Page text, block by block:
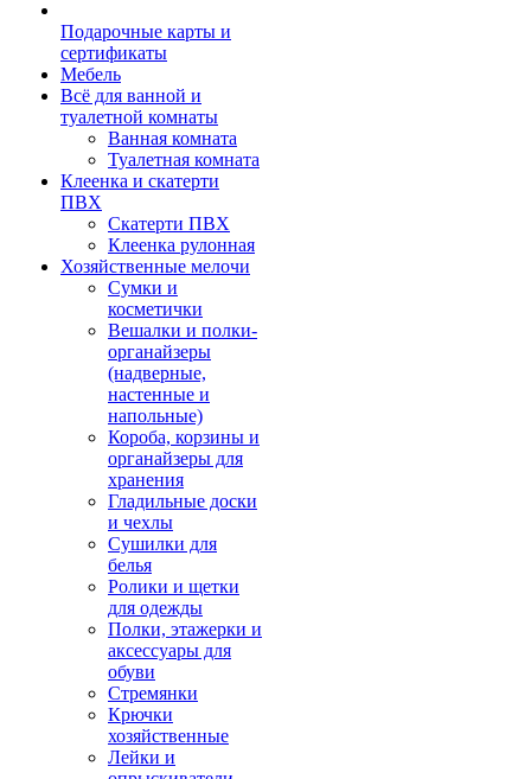
Подарочные карты и
сертификаты
Мебель
Всё для ванной и
туалетной комнаты
Ванная комната
Туалетная комната
Клеенка и скатерти
ПВХ
Скатерти ПВХ
Клеенка рулонная
Хозяйственные мелочи
Сумки и
косметички
Вешалки и полки-
органайзеры
(надверные,
настенные и
напольные)
Короба, корзины и
органайзеры для
хранения
Гладильные доски
и чехлы
Сушилки для
белья
Ролики и щетки
для одежды
Полки, этажерки и
аксессуары для
обуви
Стремянки
Крючки
хозяйственные
Лейки и